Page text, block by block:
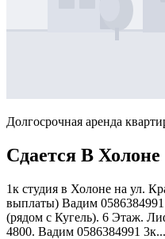
Долгосрочная аренда
Сдается В Холоне
1к студия в Холоне на ул.
выплаты) Вадим
(рядом с Кугель). 6 Этаж.
4800. Вадим 0586384991